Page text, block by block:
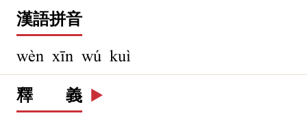
漢語拼音
wèn xīn wú kuì
釋 義 ▶️